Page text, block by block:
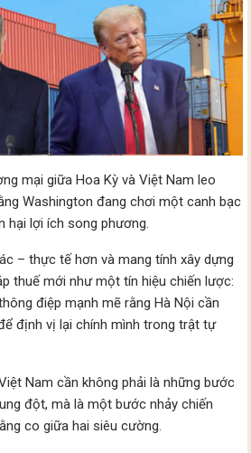
mại giữa Hoa Kỳ và Việt Nam leo
Washington đang chơi một canh bạc
hại lợi ích song phương.
– thực tế hơn và mang tính xây dựng
thuế mới như một tín hiệu chiến lược:
điệp mạnh mẽ rằng Hà Nội cần
định vị lại chính mình trong trật tự
Nam cần không phải là những bước
đột, mà là một bước nhảy chiến
co giữa hai siêu cường.